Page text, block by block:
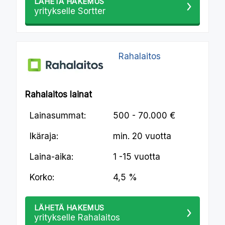
yritykselle Sortter
Rahalaitos
Rahalaitos lainat
Lainasummat: 500 - 70.000 €
Ikäraja: min. 20 vuotta
Laina-aika: 1 -15 vuotta
Korko: 4,5 %
LÄHETÄ HAKEMUS
yritykselle Rahalaitos